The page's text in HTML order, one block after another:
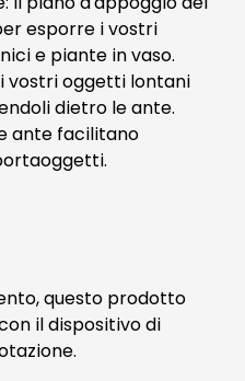
esporre i vostri
e piante in vaso.
vostri oggetti lontani
dietro le ante.
ante facilitano
questo prodotto
il dispositivo di